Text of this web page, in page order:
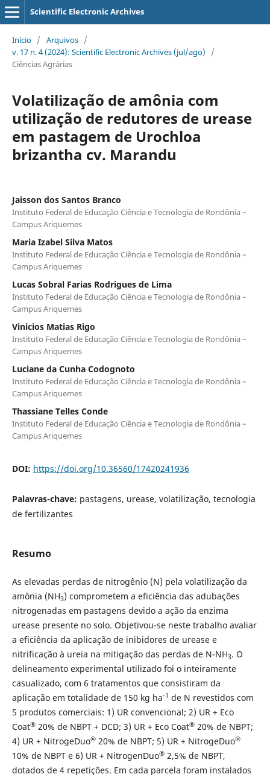
Scientific Electronic Archives
Início / Arquivos /
v. 17 n. 4 (2024): Scientific Electronic Archives (jul/ago)
/
Ciências Agrárias
Volatilização de amônia com
utilização de redutores de urease
em pastagem de Urochloa
brizantha cv. Marandu
Jaisson dos Santos Branco
Instituto Federal de Educação Ciência e Tecnologia de Rondônia –
Campus Ariquemes
Maria Izabel Silva Matos
Instituto Federal de Educação Ciência e Tecnologia de Rondônia –
Campus Ariquemes
Lucas Sobral Farias Rodrigues de Lima
Instituto Federal de Educação Ciência e Tecnologia de Rondônia –
Campus Ariquemes
Vinicios Matias Rigo
Instituto Federal de Educação Ciência e Tecnologia de Rondônia –
Campus Ariquemes
Luciane da Cunha Codognoto
Instituto Federal de Educação Ciência e Tecnologia de Rondônia –
Campus Ariquemes
Thassiane Telles Conde
Instituto Federal de Educação Ciência e Tecnologia de Rondônia –
Campus Ariquemes
DOI: https://doi.org/10.36560/17420241936
Palavras-chave: pastagens, urease, volatilização, tecnologia
de fertilizantes
Resumo
As elevadas perdas de nitrogênio (N) pela volatilização da
amônia (NH3) comprometem a eficiência das adubações
nitrogenadas em pastagens devido a ação da enzima
urease presente no solo. Objetivou-se neste trabalho avaliar
a eficiência da aplicação de inibidores de urease e
nitrificação à ureia na mitigação das perdas de N-NH3. O
delineamento experimental utilizado foi o inteiramente
casualizado, com 6 tratamentos que consistiram da
aplicação em totalidade de 150 kg ha-1 de N revestidos com
5 produtos comerciais: 1) UR convencional; 2) UR + Eco
Coat®20% de NBPT + DCD; 3) UR + Eco Coat®20% de NBPT;
4) UR + NitrogeDuo®20% de NBPT; 5) UR + NitrogeDuo®
10% de NBPT e 6) UR + NitrogenDuo®2,5% de NBPT,
dotados de 4 repetições. Em cada parcela foram instalados